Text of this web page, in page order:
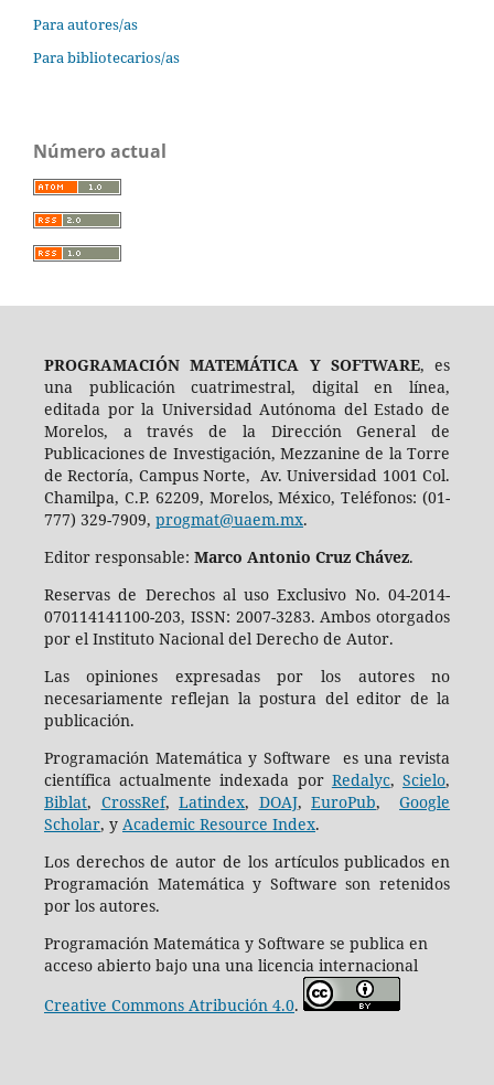
Para autores/as
Para bibliotecarios/as
Número actual
PROGRAMACIÓN MATEMÁTICA Y SOFTWARE, es
una publicación cuatrimestral, digital en línea,
editada por la Universidad Autónoma del Estado de
Morelos, a través de la Dirección General de
Publicaciones de Investigación, Mezzanine de la Torre
de Rectoría, Campus Norte, Av. Universidad 1001 Col.
Chamilpa, C.P. 62209, Morelos, México, Teléfonos: (01-
777) 329-7909, progmat@uaem.mx.
Editor responsable: Marco Antonio Cruz Chávez.
Reservas de Derechos al uso Exclusivo No. 04-2014-
070114141100-203, ISSN: 2007-3283. Ambos otorgados
por el Instituto Nacional del Derecho de Autor.
Las opiniones expresadas por los autores no
necesariamente reflejan la postura del editor de la
publicación.
Programación Matemática y Software es una revista
científica actualmente indexada por Redalyc,Scielo,
Biblat, CrossRef,Latindex, DOAJ,EuroPub,Google
Scholar, y Academic Resource Index.
Los derechos de autor de los artículos publicados en
Programación Matemática y Software son retenidos
por los autores.
Programación Matemática y Software se publica en
acceso abierto bajo una una licencia internacional
Creative Commons Atribución 4.0.